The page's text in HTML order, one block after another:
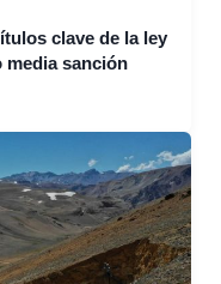
clave de la ley
media sanción